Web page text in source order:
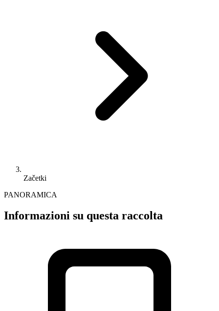
Začetki
PANORAMICA
Informazioni su questa raccolta